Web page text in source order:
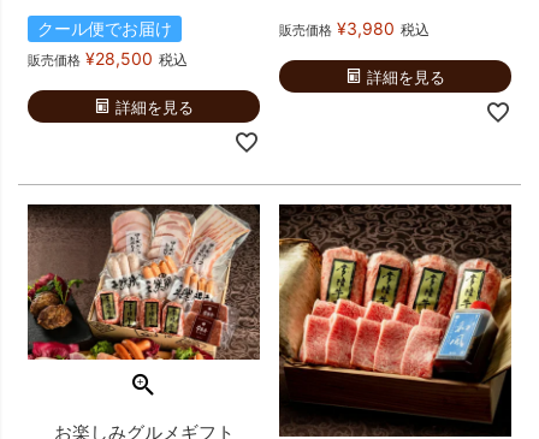
クール便でお届け
販売価格 ¥28,500 税込
詳細を見る
販売価格 ¥3,980 税込
詳細を見る
お楽しみグルメギフト